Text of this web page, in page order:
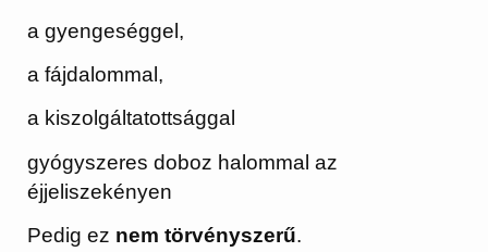
a gyengeséggel,
a fájdalommal,
a kiszolgáltatottsággal
gyógyszeres doboz halommal az
éjjeliszekényen
Pedig ez nem törvényszerű.